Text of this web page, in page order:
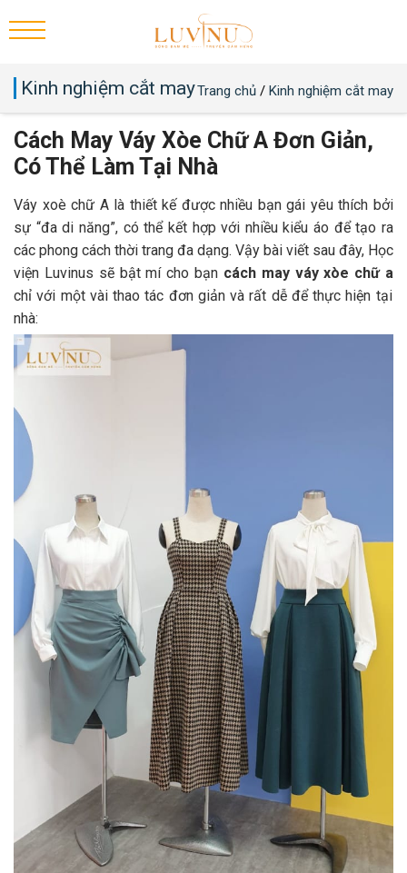
Kinh nghiệm cắt mayTrang chủ / Kinh nghiệm cắt may
Cách May Váy Xòe Chữ A Đơn Giản,
Có Thể Làm Tại Nhà
Váy xoè chữ A là thiết kế được nhiều bạn gái yêu thích bởi
sự “đa di năng”, có thể kết hợp với nhiều kiểu áo để tạo ra
các phong cách thời trang đa dạng. Vậy bài viết sau đây, Học
viện Luvinus sẽ bật mí cho bạn cách may váy xòe chữ a
chỉ với một vài thao tác đơn giản và rất dễ để thực hiện tại
nhà: